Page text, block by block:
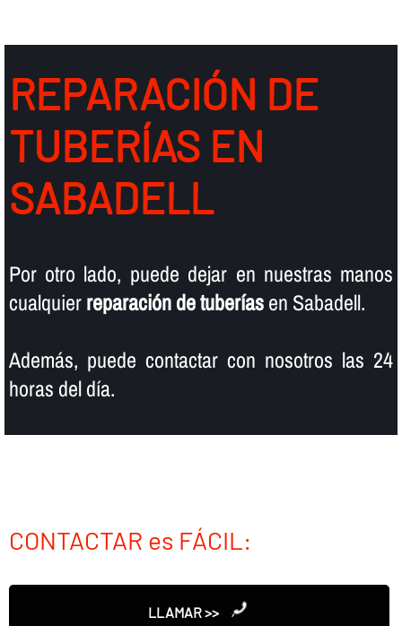
REPARACIÓN DE
TUBERÍ­AS EN
SABADELL
Por otro lado, puede dejar en nuestras manos
cualquierreparación de tuberí­asen Sabadell.
Además, puede contactar con nosotros las 24
horas del dí­a.
CONTACTAR es FÁCIL:
LLAMAR >>